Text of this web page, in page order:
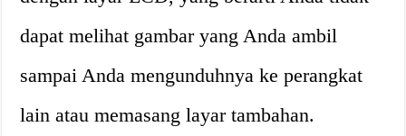
dapat melihat gambar yang Anda ambil
sampai Anda mengunduhnya ke perangkat
lain atau memasang layar tambahan.